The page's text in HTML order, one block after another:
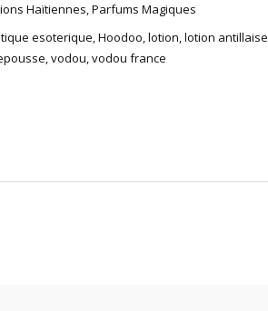
Haïtiennes,Parfums Magiques
esoterique,Hoodoo,lotion,lotion antillaise
,vodou,vodou france